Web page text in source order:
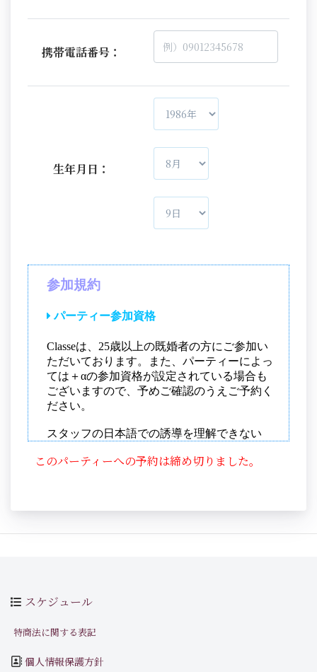
携帯電話番号：
生年月日：
このパーティーへの予約は締め切りました。
スケジュール
特商法に関する表記
個人情報保護方針